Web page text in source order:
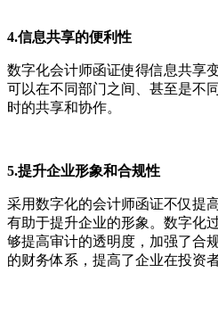
4.信息共享的便利性
数字化会计师函证使得信息共享
可以在不同部门之间、甚至是不
时的共享和协作。
5.提升企业形象和合规性
采用数字化的会计师函证不仅提
有助于提升企业的形象。数字化
够提高审计的透明度，加强了合
的财务体系，提高了企业在投资